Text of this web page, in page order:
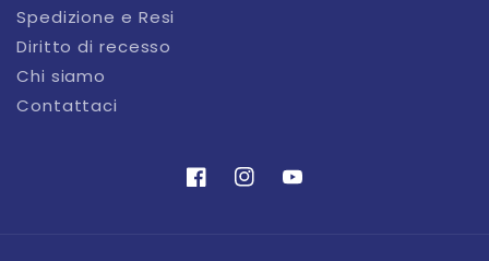
Spedizione e Resi
Diritto di recesso
Chi siamo
Contattaci
FacebookInstagramYouTube